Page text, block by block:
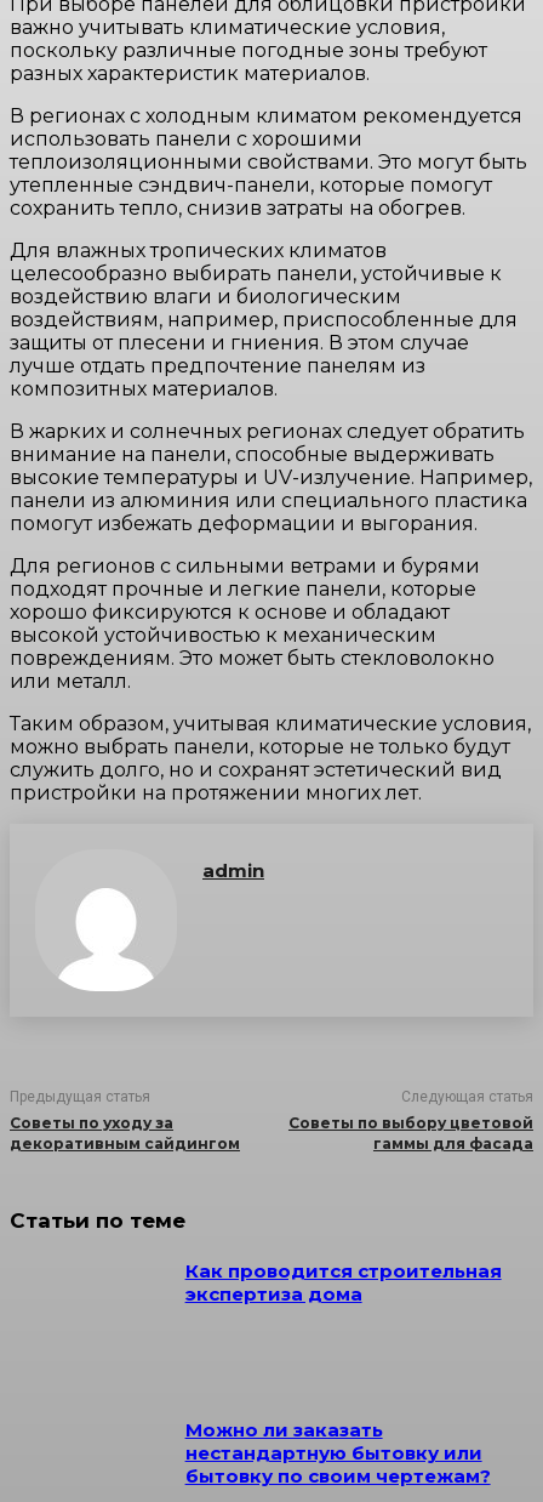
При выборе панелей для облицовки пристройки
важно учитывать климатические условия,
поскольку различные погодные зоны требуют
разных характеристик материалов.
В регионах с холодным климатом рекомендуется
использовать панели с хорошими
теплоизоляционными свойствами. Это могут быть
утепленные сэндвич-панели, которые помогут
сохранить тепло, снизив затраты на обогрев.
Для влажных тропических климатов
целесообразно выбирать панели, устойчивые к
воздействию влаги и биологическим
воздействиям, например, приспособленные для
защиты от плесени и гниения. В этом случае
лучше отдать предпочтение панелям из
композитных материалов.
В жарких и солнечных регионах следует обратить
внимание на панели, способные выдерживать
высокие температуры и UV-излучение. Например,
панели из алюминия или специального пластика
помогут избежать деформации и выгорания.
Для регионов с сильными ветрами и бурями
подходят прочные и легкие панели, которые
хорошо фиксируются к основе и обладают
высокой устойчивостью к механическим
повреждениям. Это может быть стекловолокно
или металл.
Таким образом, учитывая климатические условия,
можно выбрать панели, которые не только будут
служить долго, но и сохранят эстетический вид
пристройки на протяжении многих лет.
admin
Предыдущая статья
Советы по уходу за
декоративным сайдингом
Следующая статья
Советы по выбору цветовой
гаммы для фасада
Статьи по теме
Как проводится строительная
экспертиза дома
Можно ли заказать
нестандартную бытовку или
бытовку по своим чертежам?